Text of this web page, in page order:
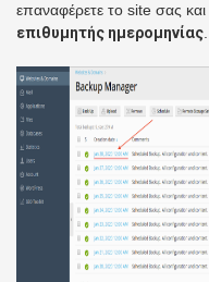
επαναφέρετε το site σας
επιθυμητής ημερομηνίας